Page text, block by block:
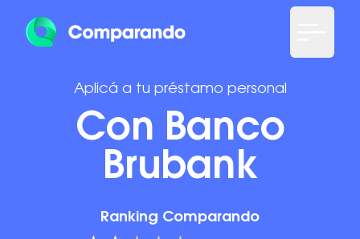
Aplicá a tu préstamo personal
Con Banco
Brubank
Ranking Comparando